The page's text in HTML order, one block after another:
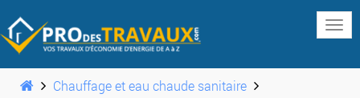
Chauffage et eau chaude sanitaire